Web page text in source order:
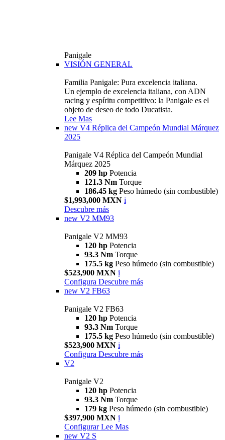
Panigale
VISIÓN GENERAL
Familia Panigale: Pura excelencia italiana.
Un ejemplo de excelencia italiana, con ADN
racing y espíritu competitivo: la Panigale es el
objeto de deseo de todo Ducatista.
Lee Mas
new V4 Réplica del Campeón Mundial Márquez
2025
Panigale V4 Réplica del Campeón Mundial
Márquez 2025
209 hp Potencia
121.3 Nm Torque
186.45 kg Peso húmedo (sin combustible)
$1,993,000 MXN i
Descubre más
new V2 MM93
Panigale V2 MM93
120 hp Potencia
93.3 Nm Torque
175.5 kg Peso húmedo (sin combustible)
$523,900 MXN i
Configura Descubre más
new V2 FB63
Panigale V2 FB63
120 hp Potencia
93.3 Nm Torque
175.5 kg Peso húmedo (sin combustible)
$523,900 MXN i
Configura Descubre más
V2
Panigale V2
120 hp Potencia
93.3 Nm Torque
179 kg Peso húmedo (sin combustible)
$397,900 MXN i
Configurar Lee Mas
new V2 S